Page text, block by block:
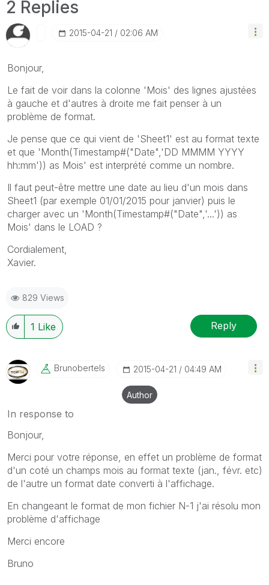
2 Replies
‎2015-04-21 02:06 AM
Bonjour,
Le fait de voir dans la colonne 'Mois' des lignes ajustées
à gauche et d'autres à droite me fait penser à un
problème de format.
Je pense que ce qui vient de 'Sheet1' est au format texte
et que 'Month(Timestamp#("Date",'DD MMMM YYYY
hh:mm')) as Mois' est interprété comme un nombre.
Il faut peut-être mettre une date au lieu d'un mois dans
Sheet1 (par exemple 01/01/2015 pour janvier) puis le
charger avec un 'Month(Timestamp#("Date",'...')) as
Mois' dans le LOAD ?
Cordialement,
Xavier.
829 Views
1 Like Reply
Brunobertels ‎2015-04-21 04:49 AM
Author
In response to
Bonjour,
Merci pour votre réponse, en effet un problème de format
d'un coté un champs mois au format texte (jan., févr. etc)
de l'autre un format date converti à l'affichage.
En changeant le format de mon fichier N-1 j'ai résolu mon
problème d'affichage
Merci encore
Bruno